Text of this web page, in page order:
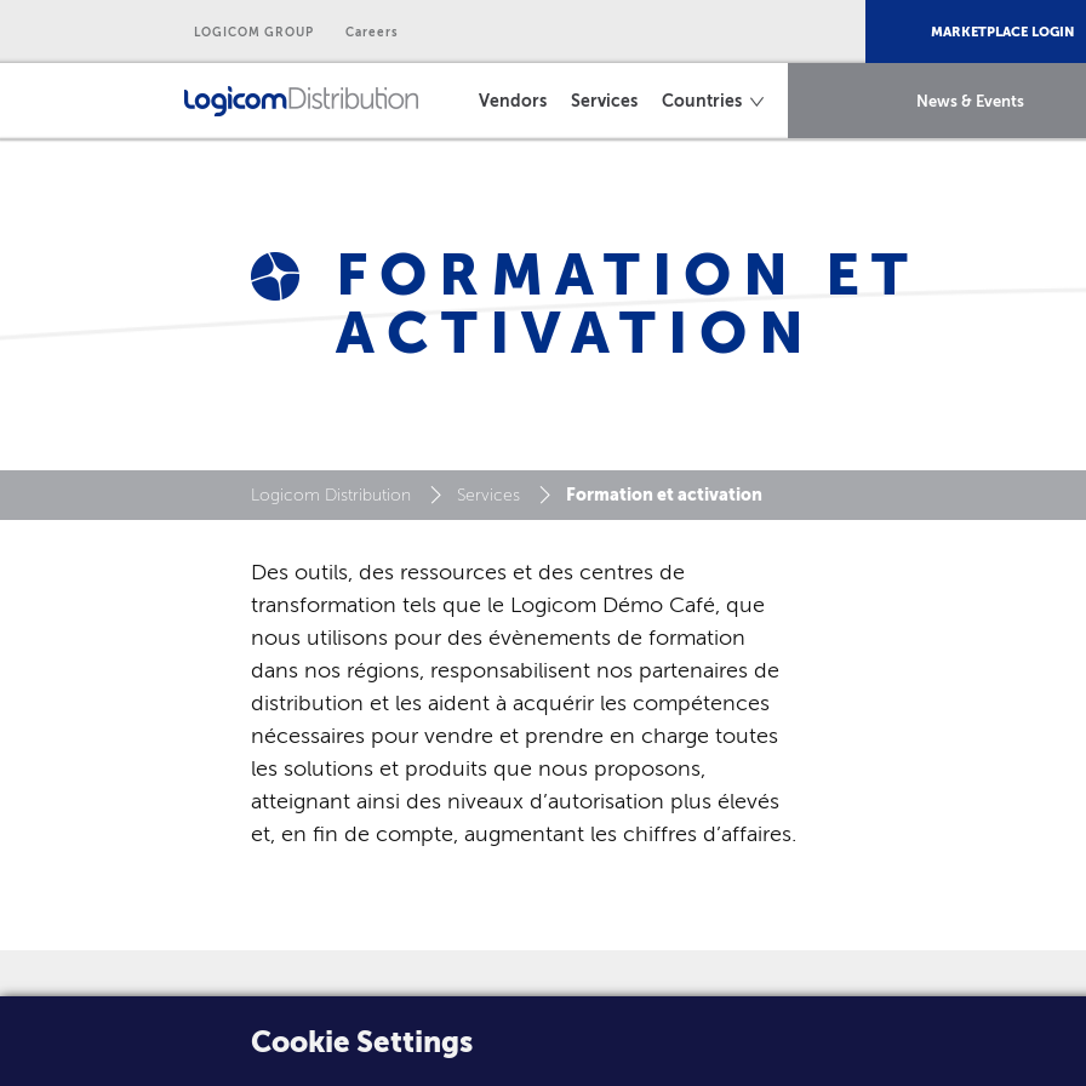
LOGICOM GROUP Careers MARKETPLACE LOGIN
Vendors Services Countries News & Events
FORMATION ET
ACTIVATION
Logicom Distribution Services Formation et activation
Des outils, des ressources et des centres de
transformation tels que le Logicom Démo Café, que
nous utilisons pour des évènements de formation
dans nos régions, responsabilisent nos partenaires de
distribution et les aident à acquérir les compétences
nécessaires pour vendre et prendre en charge toutes
les solutions et produits que nous proposons,
atteignant ainsi des niveaux d’autorisation plus élevés
et, en fin de compte, augmentant les chiffres d’affaires.
Cookie Settings